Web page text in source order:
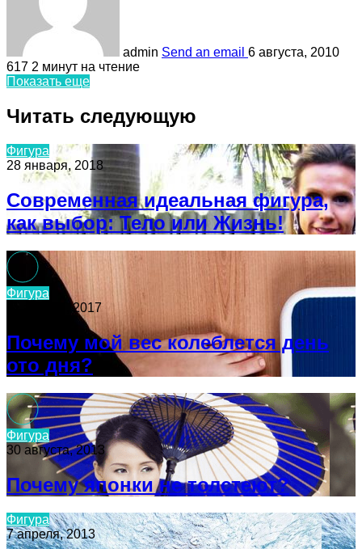
admin Send an email 6 августа, 2010
617 2 минут на чтение
Показать еще
Читать следующую
Фигура
28 января, 2018
Современная идеальная фигура,
как выбор: Тело или Жизнь!
Фигура
11 апреля, 2017
Почему мой вес колеблется день
ото дня?
Фигура
30 августа, 2013
Почему японки не толстеют?
Фигура
7 апреля, 2013